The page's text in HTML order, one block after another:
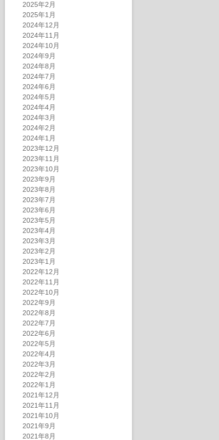
2025年2月
2025年1月
2024年12月
2024年11月
2024年10月
2024年9月
2024年8月
2024年7月
2024年6月
2024年5月
2024年4月
2024年3月
2024年2月
2024年1月
2023年12月
2023年11月
2023年10月
2023年9月
2023年8月
2023年7月
2023年6月
2023年5月
2023年4月
2023年3月
2023年2月
2023年1月
2022年12月
2022年11月
2022年10月
2022年9月
2022年8月
2022年7月
2022年6月
2022年5月
2022年4月
2022年3月
2022年2月
2022年1月
2021年12月
2021年11月
2021年10月
2021年9月
2021年8月